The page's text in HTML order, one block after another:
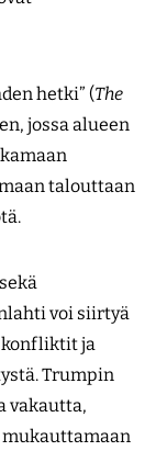
hetki” (The
jossa alueen
talouttaan
voi siirtyä
konfliktit ja
Trumpin
vakautta,